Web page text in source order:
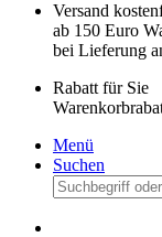
Versand
ab 150 Euro
bei Lieferung
Rabatt für Sie
Menü
Suchen